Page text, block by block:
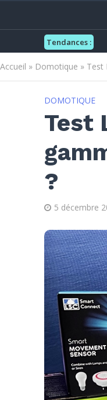
Tendances :
Accueil » Domotique » Test
DOMOTIQUE
Test
?
5 décembre